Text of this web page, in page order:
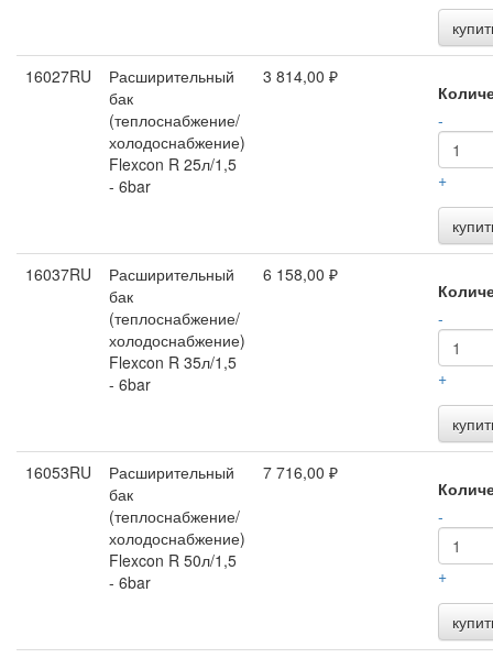
16027RU
Расширительный
бак
(теплоснабжение/
холодоснабжение)
Flexcon R 25л/1,5
- 6bar
3 814,00 ₽
-
+
16037RU
Расширительный
бак
(теплоснабжение/
холодоснабжение)
Flexcon R 35л/1,5
- 6bar
6 158,00 ₽
-
+
16053RU
Расширительный
бак
(теплоснабжение/
холодоснабжение)
Flexcon R 50л/1,5
- 6bar
7 716,00 ₽
-
+